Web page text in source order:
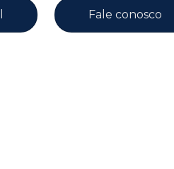
Fale conosco